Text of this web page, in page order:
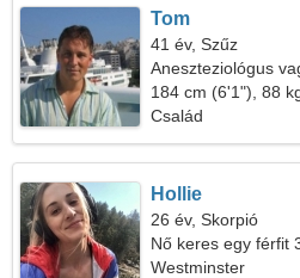
Tom
41 év, Szűz
Aneszteziológus
szükségem
184 cm (6'1"), 88
Család
Hollie
26 év, Skorpió
Nő keres egy férfit
Westminster